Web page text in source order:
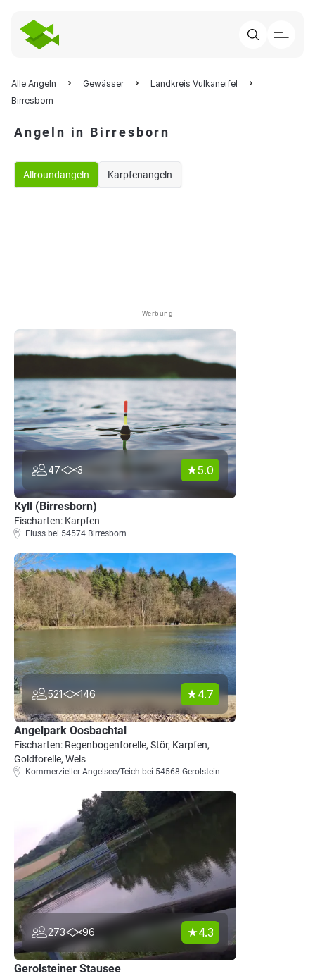
Alle Angeln Gewässer
Landkreis Vulkaneifel
Birresborn
Angeln in Birresborn
Allroundangeln Karpfenangeln
Werbung
47 3 5.0
Kyll (Birresborn)
Fischarten: Karpfen
Fluss bei 54574 Birresborn
521 146 4.7
Angelpark Oosbachtal
Fischarten: Regenbogenforelle, Stör, Karpfen,
Goldforelle, Wels
Kommerzieller Angelsee/Teich bei 54568 Gerolstein
273 96 4.3
Gerolsteiner Stausee